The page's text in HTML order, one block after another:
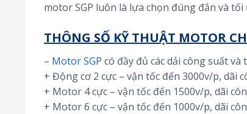
motor SGP luôn là lựa chọn đúng đắn và
THÔNG SỐ KỸ THUẬT MOTOR
– Motor SGP có đầy đủ các dải công suất
+ Động cơ 2 cực – vận tốc đến 3000v/p, dãi
+ Motor 4 cực – vận tốc đến 1500v/p, dãi
+ Motor 6 cực – vận tốc đến 1000v/p, dãi